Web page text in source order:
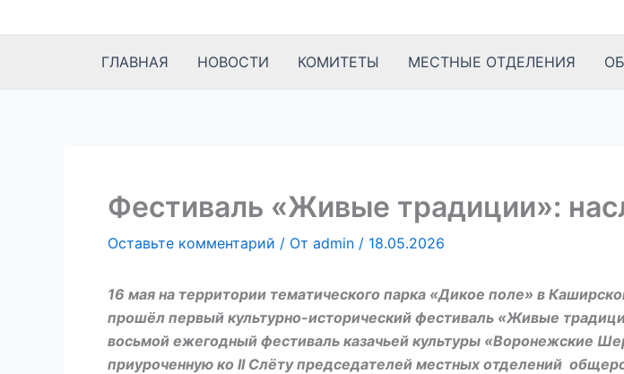
ГЛАВНАЯ
НОВОСТИ КОМИТЕТЫ МЕСТНЫЕ ОТДЕЛЕНИЯ
Фестиваль «Живые традиции»:
Оставьте комментарий / От admin / 18.05.2026
16 мая на территории тематического парка «Дикое поле» в
прошёл первый культурно-исторический фестиваль «Живые
восьмой ежегодный фестиваль казачьей культуры «Воронежские
приуроченную ко II Слёту председателей местных отделений